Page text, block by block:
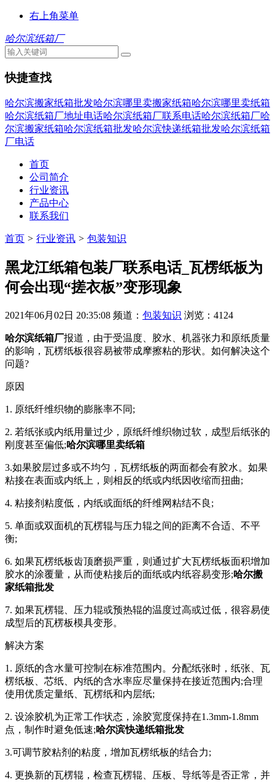
右上角菜单
哈尔滨纸箱厂
快捷查找
哈尔滨搬家纸箱批发哈尔滨哪里卖搬家纸箱哈尔滨哪里卖纸箱
哈尔滨纸箱厂地址电话哈尔滨纸箱厂联系电话哈尔滨纸箱厂哈
尔滨搬家纸箱哈尔滨纸箱批发哈尔滨快递纸箱批发哈尔滨纸箱
厂电话
首页
公司简介
行业资讯
产品中心
联系我们
首页 > 行业资讯 > 包装知识
黑龙江纸箱包装厂联系电话_瓦楞纸板为
何会出现“搓衣板”变形现象
2021年06月02日 20:35:08 频道： 包装知识 浏览：4124
哈尔滨纸箱厂报道，由于受温度、胶水、机器张力和原纸质量
的影响，瓦楞纸板很容易被带成摩擦粘的形状。如何解决这个
问题?
原因
1. 原纸纤维织物的膨胀率不同;
2. 若纸张或内纸用量过少，原纸纤维织物过软，成型后纸张的
刚度甚至偏低;哈尔滨哪里卖纸箱
3.如果胶层过多或不均匀，瓦楞纸板的两面都会有胶水。如果
粘接在表面或内纸上，则相反的纸或内纸因收缩而扭曲;
4. 粘接剂粘度低，内纸或面纸的纤维网粘结不良;
5. 单面或双面机的瓦楞辊与压力辊之间的距离不合适、不平
衡;
6. 如果瓦楞纸板齿顶磨损严重，则通过扩大瓦楞纸板面积增加
胶水的涂覆量，从而使粘接后的面纸或内纸容易变形;哈尔搬
家纸箱批发
7. 如果瓦楞辊、压力辊或预热辊的温度过高或过低，很容易使
成型后的瓦楞板模具变形。
解决方案
1. 原纸的含水量可控制在标准范围内。分配纸张时，纸张、瓦
楞纸板、芯纸、内纸的含水率应尽量保持在接近范围内;合理
使用优质定量纸、瓦楞纸和内层纸;
2. 设涂胶机为正常工作状态，涂胶宽度保持在1.3mm-1.8mm
点，制作时避免低速;哈尔滨快递纸箱批发
3.可调节胶粘剂的粘度，增加瓦楞纸板的结合力;
4. 更换新的瓦楞辊，检查瓦楞辊、压板、导纸等是否正常，并